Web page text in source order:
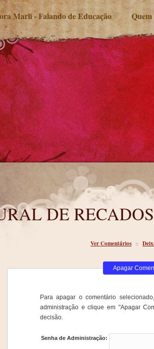
Marli - Falando de Educação Quem
DE RECADOS
DE RECADOS
Ver Comentários ::
Apagar
Para apagar o comentário
administração e clique em "Apagar
decisão.
Senha de Administração: